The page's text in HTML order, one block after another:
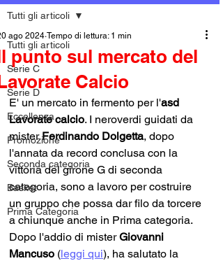
Tutti gli articoli
Serie C
Serie D
Eccellenza
Promozione
Seconda categoria
Basket
Prima Categoria
Tutti gli articoli
punto sul mercato del
Calcio
ago 2024 Tempo di lettura: 1 min
E' un mercato in fermento per l'asd
Lavorate calcio. I neroverdi guidati da
mister Ferdinando Dolgetta, dopo
l'annata da record conclusa con la
vittoria del girone G di seconda
categoria, sono a lavoro per costruire
un gruppo che possa dar filo da torcere
a chiunque anche in Prima categoria.
Dopo l'addio di mister Giovanni
Mancuso (leggi qui), ha salutato la